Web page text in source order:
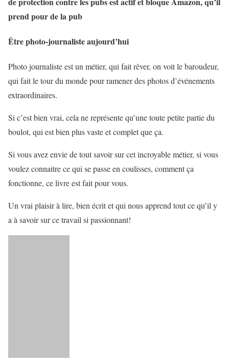
prend pour de la pub
Être photo-journaliste aujourd’hui
Photo journaliste est un métier, qui fait rêver, on voit le baroudeur,
qui fait le tour du monde pour ramener des photos d’événements
extraordinaires.
Si c’est bien vrai, cela ne représente qu’une toute petite partie du
boulot, qui est bien plus vaste et complet que ça.
Si vous avez envie de tout savoir sur cet incroyable métier, si vous
voulez connaitre ce qui se passe en coulisses, comment ça
fonctionne, ce livre est fait pour vous.
Un vrai plaisir à lire, bien écrit et qui nous apprend tout ce qu’il y
a à savoir sur ce travail si passionnant!